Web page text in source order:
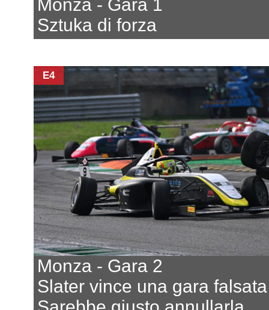
Monza - Gara 1
Sztuka di forza
E4
Monza - Gara 2
Slater vince una gara falsata